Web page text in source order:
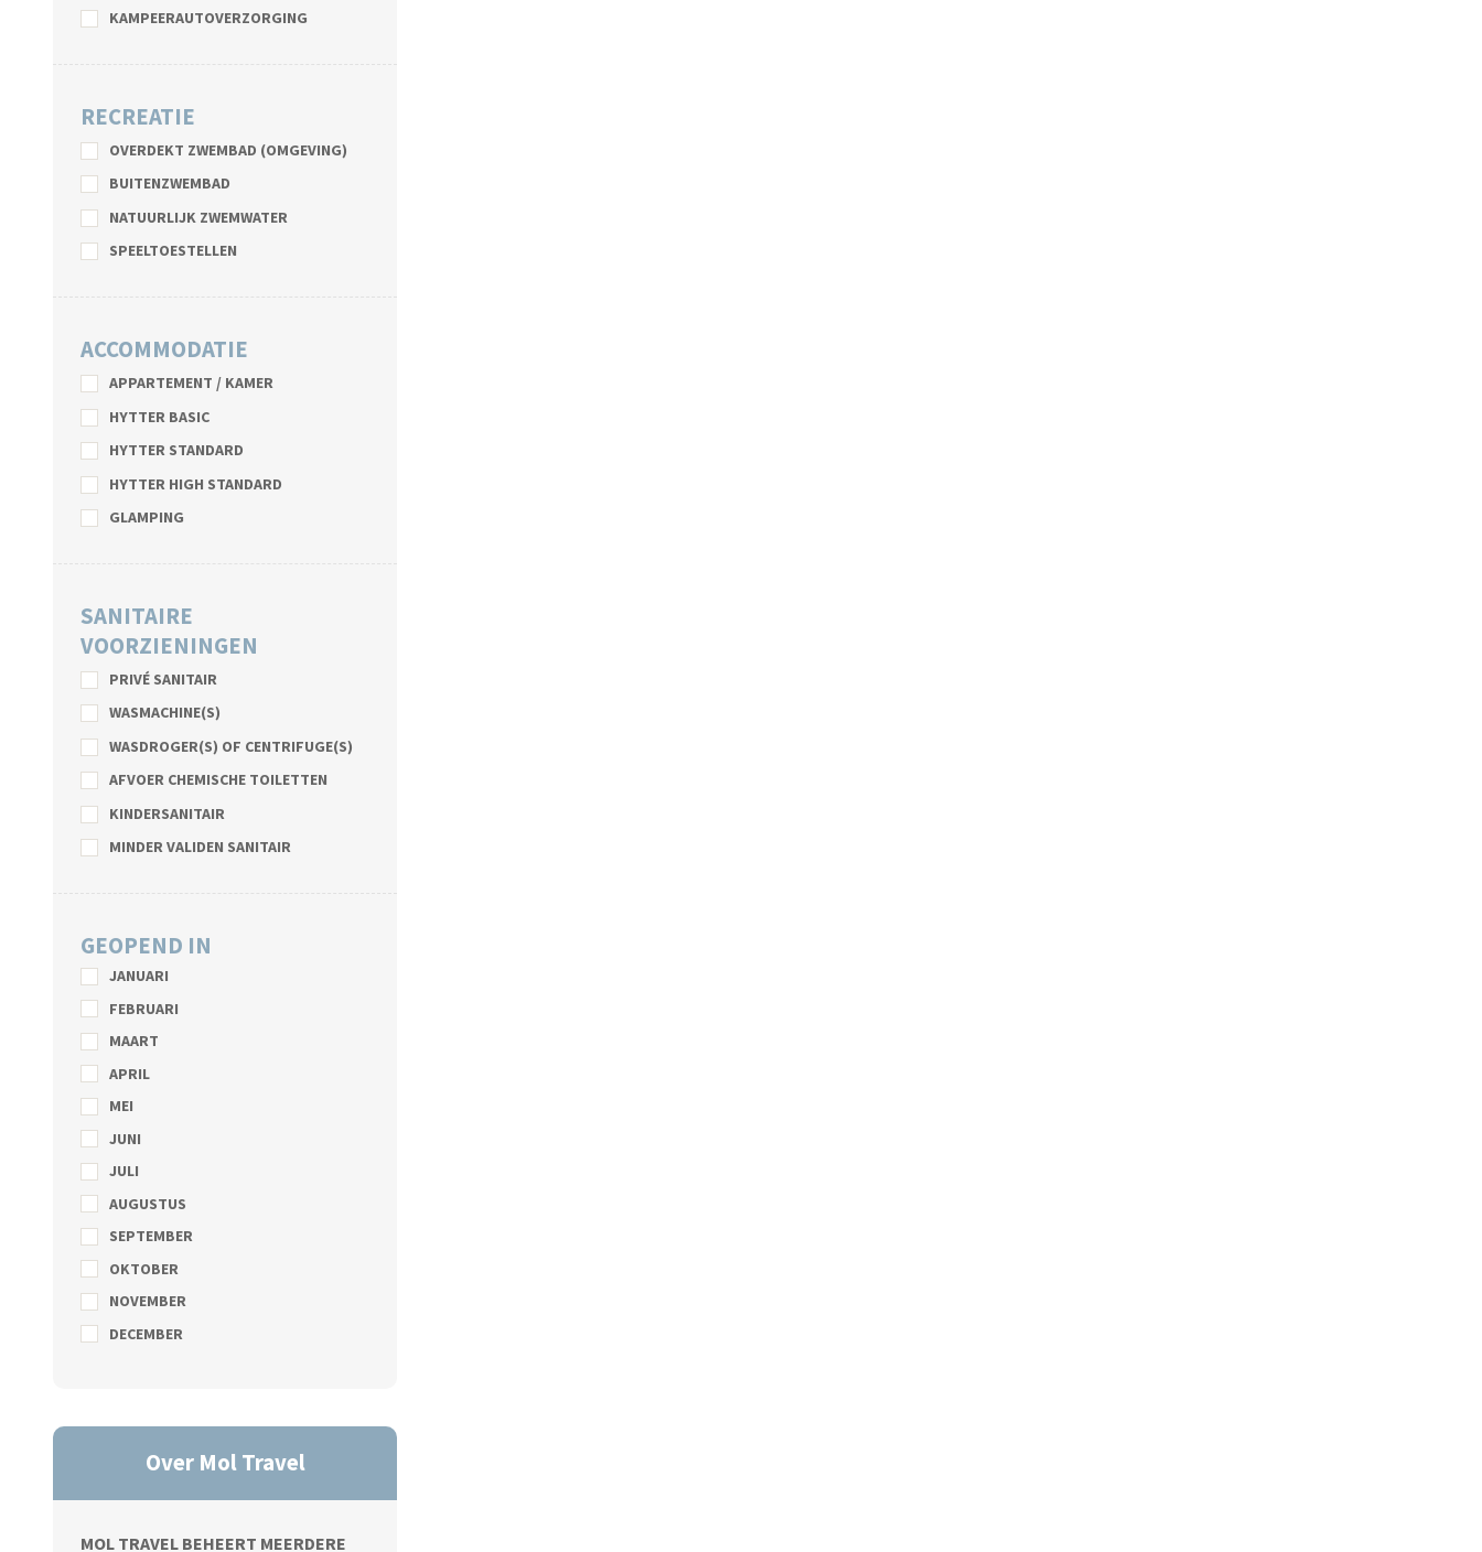
KAMPEERAUTOVERZORGING
RECREATIE
OVERDEKT ZWEMBAD (OMGEVING)
BUITENZWEMBAD
NATUURLIJK ZWEMWATER
SPEELTOESTELLEN
ACCOMMODATIE
APPARTEMENT / KAMER
HYTTER BASIC
HYTTER STANDARD
HYTTER HIGH STANDARD
GLAMPING
SANITAIRE
VOORZIENINGEN
PRIVÉ SANITAIR
WASMACHINE(S)
WASDROGER(S) OF CENTRIFUGE(S)
AFVOER CHEMISCHE TOILETTEN
KINDERSANITAIR
MINDER VALIDEN SANITAIR
GEOPEND IN
JANUARI
FEBRUARI
MAART
APRIL
MEI
JUNI
JULI
AUGUSTUS
SEPTEMBER
OKTOBER
NOVEMBER
DECEMBER
Over Mol Travel
MOL TRAVEL BEHEERT MEERDERE